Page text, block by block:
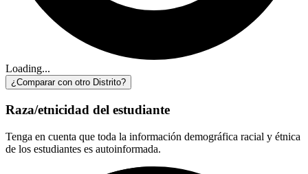
Loading...
¿Comparar con otro Distrito?
Raza/etnicidad del estudiante
Tenga en cuenta que toda la información demográfica racial y étnica
de los estudiantes es autoinformada.